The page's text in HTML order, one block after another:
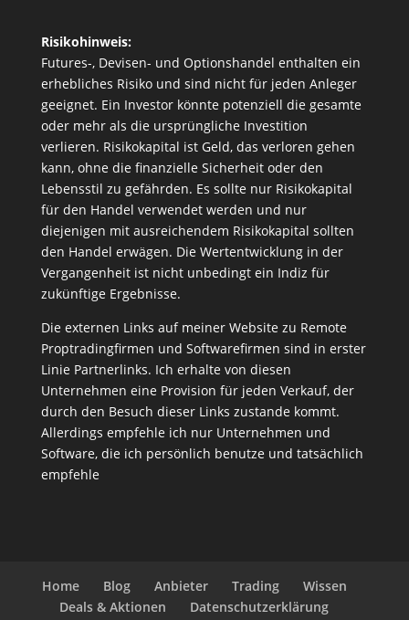
Risikohinweis:
Futures-, Devisen- und Optionshandel enthalten ein
erhebliches Risiko und sind nicht für jeden Anleger
geeignet. Ein Investor könnte potenziell die gesamte
oder mehr als die ursprüngliche Investition
verlieren. Risikokapital ist Geld, das verloren gehen
kann, ohne die finanzielle Sicherheit oder den
Lebensstil zu gefährden. Es sollte nur Risikokapital
für den Handel verwendet werden und nur
diejenigen mit ausreichendem Risikokapital sollten
den Handel erwägen. Die Wertentwicklung in der
Vergangenheit ist nicht unbedingt ein Indiz für
zukünftige Ergebnisse.
Die externen Links auf meiner Website zu Remote
Proptradingfirmen und Softwarefirmen sind in erster
Linie Partnerlinks. Ich erhalte von diesen
Unternehmen eine Provision für jeden Verkauf, der
durch den Besuch dieser Links zustande kommt.
Allerdings empfehle ich nur Unternehmen und
Software, die ich persönlich benutze und tatsächlich
empfehle
Home Blog Anbieter Trading
Wissen
Deals & Aktionen
Datenschutzerklärung